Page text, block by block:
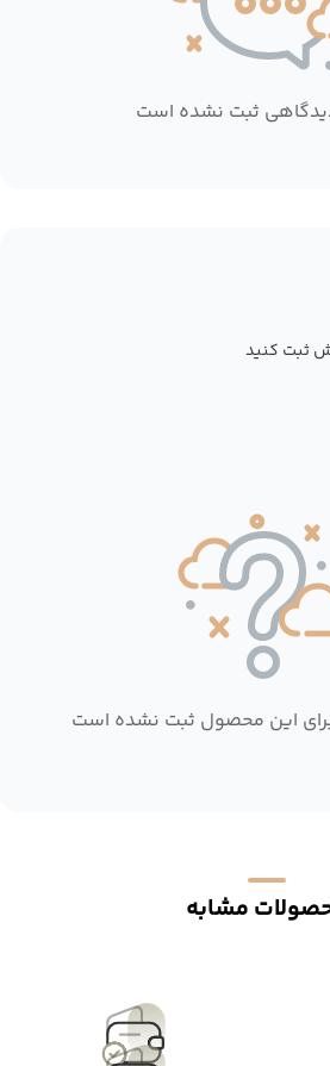
ثبت نشده است
ثبت کنید
این محصول ثبت نشده است
مشابه